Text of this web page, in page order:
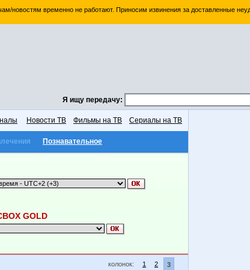
новостям временно не работают. Приносим извинения за доставленные
Я ищу передачу:
Новости ТВ Фильмы на ТВ Сериалы на ТВ
Познавательное
GOLD
колонок: 1 2 3